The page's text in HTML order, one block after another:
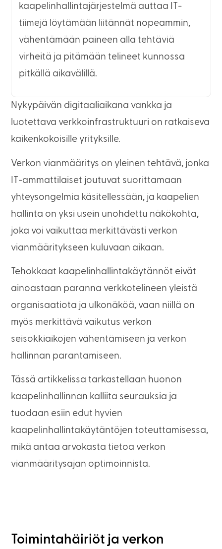
kaapelinhallintajärjestelmä auttaa IT-
tiimejä löytämään liitännät nopeammin,
vähentämään paineen alla tehtäviä
virheitä ja pitämään telineet kunnossa
pitkällä aikavälillä.
Nykypäivän digitaaliaikana vankka ja
luotettava verkkoinfrastruktuuri on ratkaiseva
kaikenkokoisille yrityksille.
Verkon vianmääritys on yleinen tehtävä, jonka
IT-ammattilaiset joutuvat suorittamaan
yhteysongelmia käsitellessään, ja kaapelien
hallinta on yksi usein unohdettu näkökohta,
joka voi vaikuttaa merkittävästi verkon
vianmääritykseen kuluvaan aikaan.
Tehokkaat kaapelinhallintakäytännöt eivät
ainoastaan paranna verkkotelineen yleistä
organisaatiota ja ulkonäköä, vaan niillä on
myös merkittävä vaikutus verkon
seisokkiaikojen vähentämiseen ja verkon
hallinnan parantamiseen.
Tässä artikkelissa tarkastellaan huonon
kaapelinhallinnan kalliita seurauksia ja
tuodaan esiin edut hyvien
kaapelinhallintakäytäntöjen toteuttamisessa,
mikä antaa arvokasta tietoa verkon
vianmääritysajan optimoinnista.
Toimintahäiriöt ja verkon